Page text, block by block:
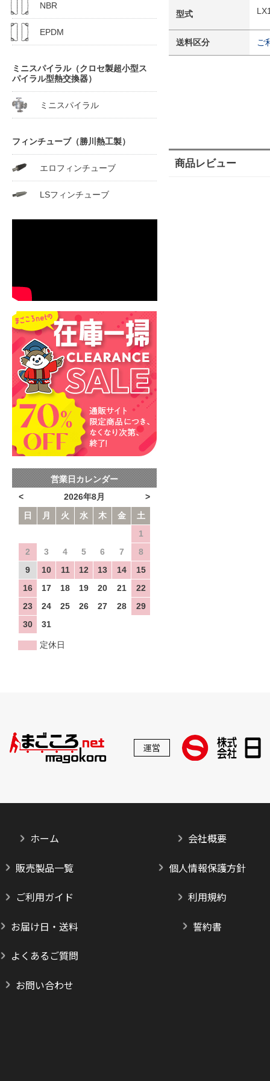
型式
送料区分 ご
商品レビュー
NBR
EPDM
ミニスパイラル（クロセ製超小型ス
パイラル型熱交換器）
ミニスパイラル
フィンチューブ（勝川熱工製）
エロフィンチューブ
LSフィンチューブ
営業日カレンダー
2026年8月
<
>
日
月 火 水 木 金
土
1
2
3 4 5 6 7
8
9
10 11 12 13 14
15
16
17 18 19 20 21
22
23
24 25 26 27 28
29
30
31
定休日
運営
ホーム
販売製品一覧
ご利用ガイド
お届け日・送料
よくあるご質問
お問い合わせ
会社概要
個人情報保護方針
利用規約
誓約書